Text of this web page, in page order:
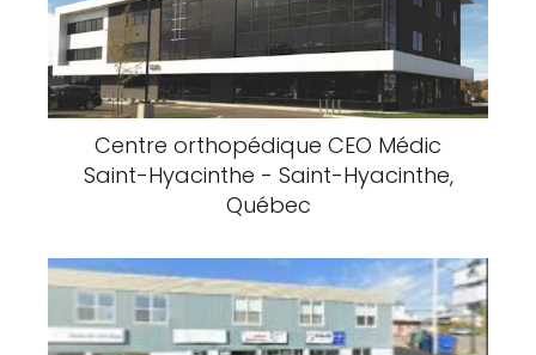
Centre orthopédique CEO Médic
Saint-Hyacinthe - Saint-Hyacinthe,
Québec